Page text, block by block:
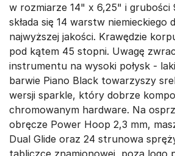
w rozmiarze 14" x 6,25" i
składa się 14 warstw niemieckiego
najwyższej jakości. Krawędzie
pod kątem 45 stopni. Uwagę
instrumentu na wysoki połysk -
barwie Piano Black towarzyszy
wersji sparkle, który dobrze
chromowanym hardware. Na
obręcze Power Hoop 2,3 mm,
Dual Glide oraz 24 strunowa